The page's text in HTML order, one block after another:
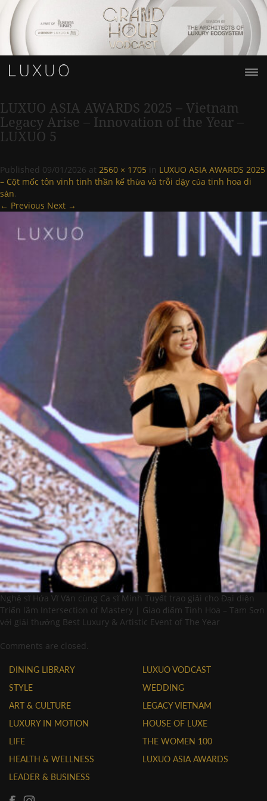
LUXUO ASIA AWARDS 2025 – Vietnam
Legacy Arise – Innovation of the Year –
LUXUO 5
Published 09/01/2026 at 2560 × 1705 in LUXUO ASIA AWARDS 2025
– Cột mốc tôn vinh tinh thần kế thừa và trỗi dậy của tinh hoa di
sản.
← Previous Next →
Nghệ sĩ Hứa Vĩ Văn cùng Ca sĩ Minh Tuyết trao giải cho Đại diện
Triển lãm Intersection of Mastery | Giao điểm Tinh Hoa – Tam Sơn
với giải thưởng Best Luxury & Artistic Event of The Year
Comments are closed.
DINING LIBRARY
STYLE
ART & CULTURE
LUXURY IN MOTION
LIFE
HEALTH & WELLNESS
LEADER & BUSINESS
LUXUO VODCAST
WEDDING
LEGACY VIETNAM
HOUSE OF LUXE
THE WOMEN 100
LUXUO ASIA AWARDS